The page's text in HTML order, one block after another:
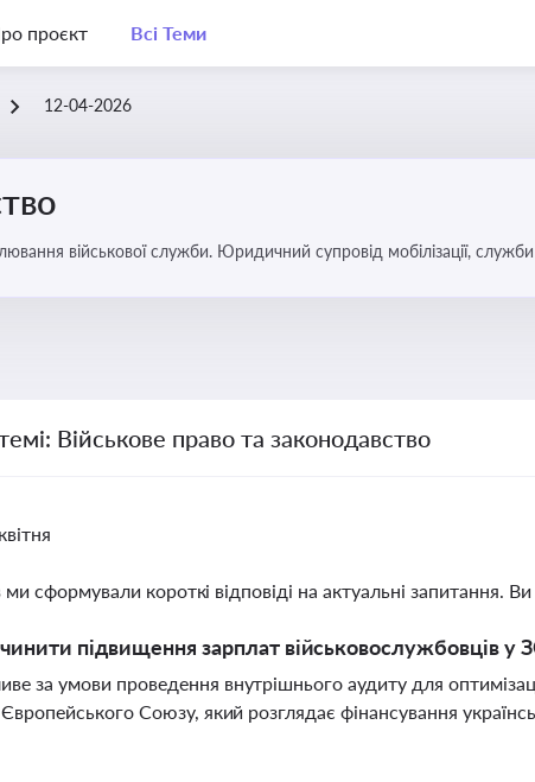
проєкт Всі Теми
12-04-2026
військової служби. Юридичний супровід мобілізації,
Військове право та законодавство
ми сформували короткі відповіді на актуальні запитання. Ви
підвищення зарплат військовослужбовців у
за умови проведення внутрішнього аудиту для
Союзу, який розглядає фінансування